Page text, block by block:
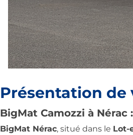
Présentation de
BigMat Camozzi à
BigMat Nérac, situé dans le Lot-